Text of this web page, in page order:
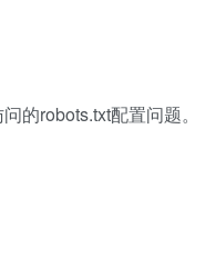
的robots.txt配置问题。